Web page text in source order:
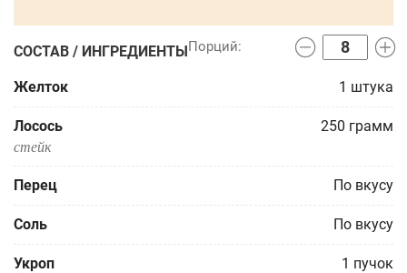
СОСТАВ / ИНГРЕДИЕНТЫ
Желток 1 штука
Лосось 250 грамм
стейк
Перец По вкусу
Соль По вкусу
Укроп 1 пучок